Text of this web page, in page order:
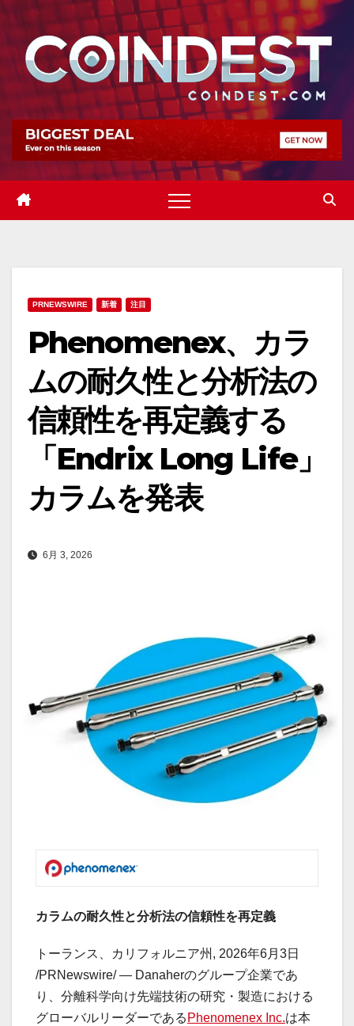
Skip
content
PRNEWSWIRE 新着 注目
Phenomenex、カラ
ムの耐久性と分析法の
信頼性を再定義する
「Endrix Long Life」
カラムを発表
6月 3, 2026
カラムの耐久性と分析法の信頼性を再定義
トーランス、カリフォルニア州 , 2026年6月3日
/PRNewswire/ — Danaherのグループ企業であ
り、分離科学向け先端技術の研究・製造における
グローバルリーダーである Phenomenex Inc.は本